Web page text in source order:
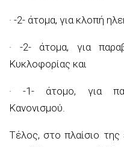
· -2- άτομα, για κλοπή
· -2- άτομα, για
Κυκλοφορίας και
· -1- άτομο, για
Κανονισμού.
Τέλος, στο πλαίσιο της